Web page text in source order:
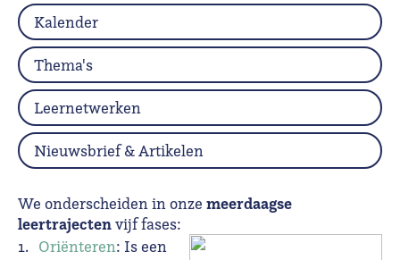
We onderscheiden in onze meerdaagse
leertrajectenvijf fases:
Oriënteren: Is een
Kalender
Thema's
Leernetwerken
Nieuwsbrief & Artikelen